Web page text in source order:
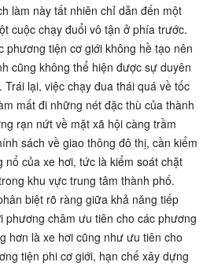
làm này tất nhiên chỉ dẫn đến một
cuộc chạy đuổi vô tận ở phía trước.
phương tiện cơ giới không hề tạo nên
cũng không thể hiện được sự duyên
lại, việc chạy đua thái quá về tốc
mất đi những nét đặc thù của thành
rạn nứt về mặt xã hội càng trầm
sách về giao thông đô thị, cần kiểm
của xe hơi, tức là kiểm soát chặt
khu vực trung tâm thành phố.
biệt rõ ràng giữa khả năng tiếp
phương châm ưu tiên cho các phương
hơn là xe hơi cũng như ưu tiên cho
tiện phi cơ giới, hạn chế xây dựng